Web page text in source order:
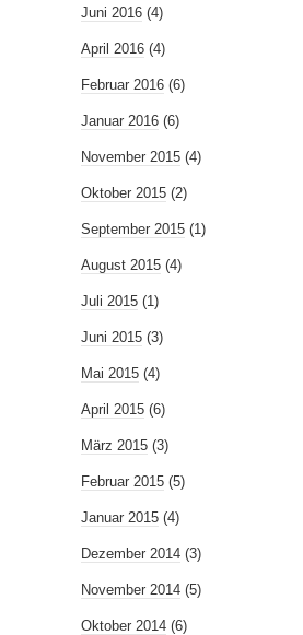
Juni 2016 (4)
April 2016 (4)
Februar 2016 (6)
Januar 2016 (6)
November 2015 (4)
Oktober 2015 (2)
September 2015 (1)
August 2015 (4)
Juli 2015 (1)
Juni 2015 (3)
Mai 2015 (4)
April 2015 (6)
März 2015 (3)
Februar 2015 (5)
Januar 2015 (4)
Dezember 2014 (3)
November 2014 (5)
Oktober 2014 (6)